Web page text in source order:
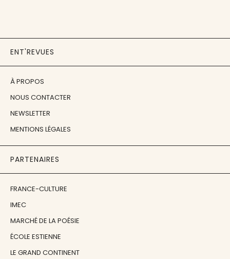
ENT'REVUES
À PROPOS
NOUS CONTACTER
NEWSLETTER
MENTIONS LÉGALES
PARTENAIRES
FRANCE-CULTURE
IMEC
MARCHÉ DE LA POÉSIE
ÉCOLE ESTIENNE
LE GRAND CONTINENT